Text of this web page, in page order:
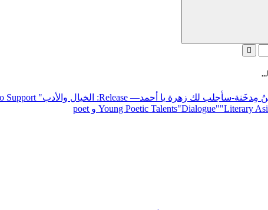
مِدخَنة-سأجلب لك زهرة يا أحمد— Release : الخيال والأدب" inviting poets and writers from around the world to participate in Kazakh
Support
Young Poetic Talents"Dialogue""Literary